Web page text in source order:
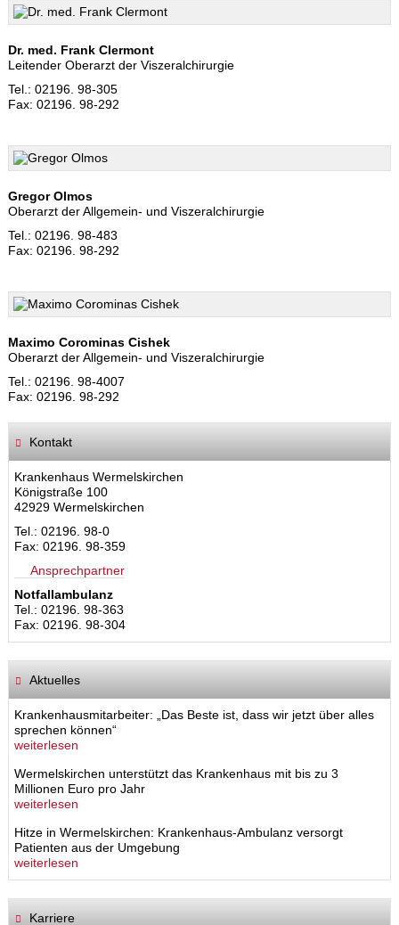
Dr. med. Frank Clermont
Leitender Oberarzt der Viszeralchirurgie
Tel.: 02196. 98-305
Fax: 02196. 98-292
Gregor Olmos
Oberarzt der Allgemein- und Viszeralchirurgie
Tel.: 02196. 98-483
Fax: 02196. 98-292
Maximo Corominas Cishek
Oberarzt der Allgemein- und Viszeralchirurgie
Tel.: 02196. 98-4007
Fax: 02196. 98-292
Kontakt
Krankenhaus Wermelskirchen
Königstraße 100
42929 Wermelskirchen
Tel.: 02196. 98-0
Fax: 02196. 98-359
Ansprechpartner
Notfallambulanz
Tel.: 02196. 98-363
Fax: 02196. 98-304
Aktuelles
Krankenhausmitarbeiter: „Das Beste ist, dass wir jetzt über alles
sprechen können“
weiterlesen
Wermelskirchen unterstützt das Krankenhaus mit bis zu 3
Millionen Euro pro Jahr
weiterlesen
Hitze in Wermelskirchen: Krankenhaus-Ambulanz versorgt
Patienten aus der Umgebung
weiterlesen
Karriere